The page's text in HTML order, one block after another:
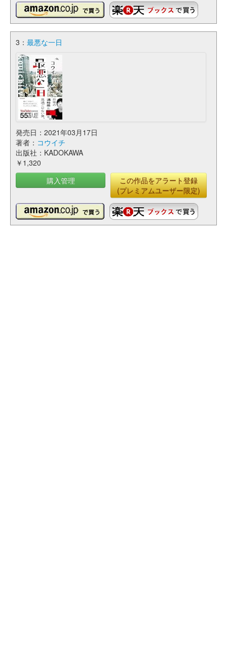
3： 最悪な一日
発売日：2021年03月17日
著者： コウイチ
出版社：KADOKAWA
￥1,320
購入管理
この作品をアラート登録
(プレミアムユーザー限定)